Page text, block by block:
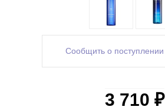
Сообщить о поступлении
3 710 ₽